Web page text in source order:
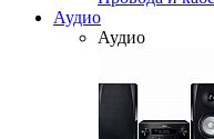
Аудио
Аудио